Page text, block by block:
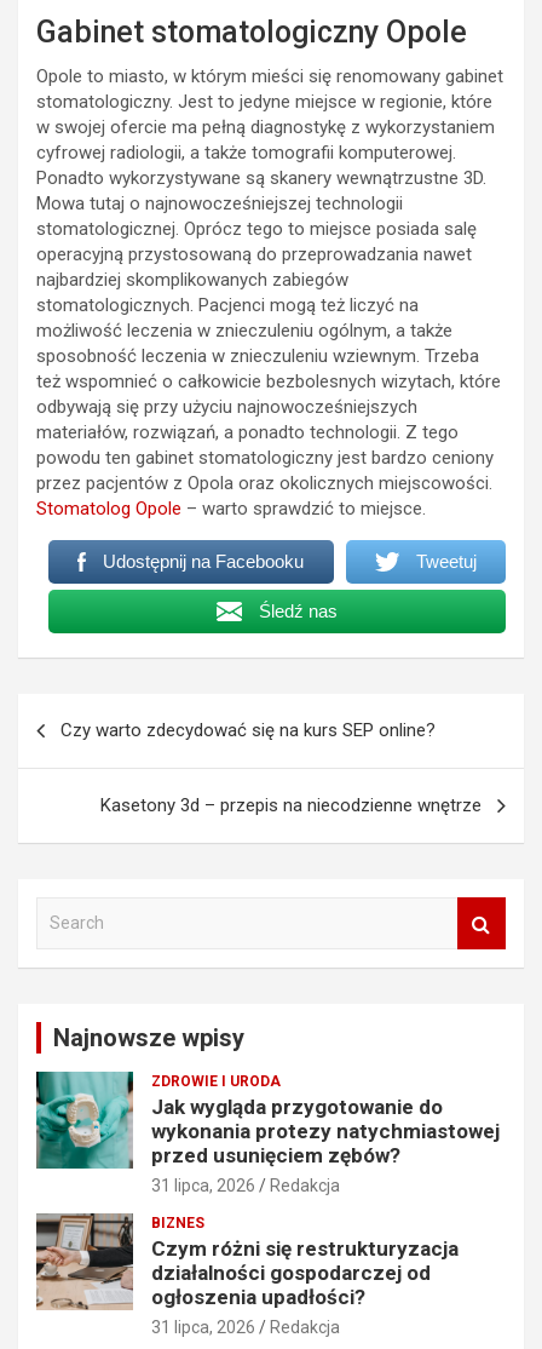
Gabinet stomatologiczny Opole
Opole to miasto, w którym mieści się renomowany gabinet
stomatologiczny. Jest to jedyne miejsce w regionie, które
w swojej ofercie ma pełną diagnostykę z wykorzystaniem
cyfrowej radiologii, a także tomografii komputerowej.
Ponadto wykorzystywane są skanery wewnątrzustne 3D.
Mowa tutaj o najnowocześniejszej technologii
stomatologicznej. Oprócz tego to miejsce posiada salę
operacyjną przystosowaną do przeprowadzania nawet
najbardziej skomplikowanych zabiegów
stomatologicznych. Pacjenci mogą też liczyć na
możliwość leczenia w znieczuleniu ogólnym, a także
sposobność leczenia w znieczuleniu wziewnym. Trzeba
też wspomnieć o całkowicie bezbolesnych wizytach, które
odbywają się przy użyciu najnowocześniejszych
materiałów, rozwiązań, a ponadto technologii. Z tego
powodu ten gabinet stomatologiczny jest bardzo ceniony
przez pacjentów z Opola oraz okolicznych miejscowości.
Stomatolog Opole – warto sprawdzić to miejsce.
Udostępnij na Facebooku Tweetuj
Śledź nas
wpisu
Czy warto zdecydować się na kurs SEP online?
Kasetony 3d – przepis na niecodzienne wnętrze
Najnowsze wpisy
ZDROWIE I URODA
Jak wygląda przygotowanie do
wykonania protezy natychmiastowej
przed usunięciem zębów?
31 lipca, 2026 Redakcja
BIZNES
Czym różni się restrukturyzacja
działalności gospodarczej od
ogłoszenia upadłości?
31 lipca, 2026 Redakcja